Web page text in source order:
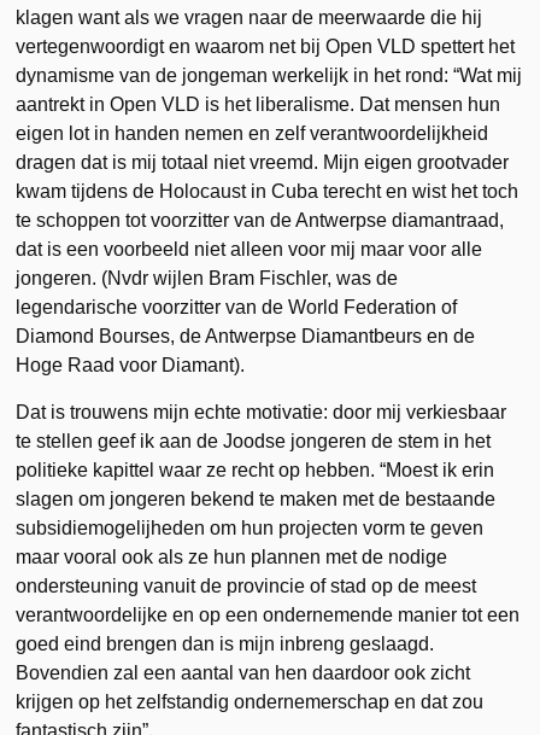
klagen want als we vragen naar de meerwaarde die hij
vertegenwoordigt en waarom net bij Open VLD spettert het
dynamisme van de jongeman werkelijk in het rond: “Wat mij
aantrekt in Open VLD is het liberalisme. Dat mensen hun
eigen lot in handen nemen en zelf verantwoordelijkheid
dragen dat is mij totaal niet vreemd. Mijn eigen grootvader
kwam tijdens de Holocaust in Cuba terecht en wist het toch
te schoppen tot voorzitter van de Antwerpse diamantraad,
dat is een voorbeeld niet alleen voor mij maar voor alle
jongeren. (Nvdr wijlen Bram Fischler, was de
legendarische voorzitter van de World Federation of
Diamond Bourses, de Antwerpse Diamantbeurs en de
Hoge Raad voor Diamant).
Dat is trouwens mijn echte motivatie: door mij verkiesbaar
te stellen geef ik aan de Joodse jongeren de stem in het
politieke kapittel waar ze recht op hebben. “Moest ik erin
slagen om jongeren bekend te maken met de bestaande
subsidiemogelijheden om hun projecten vorm te geven
maar vooral ook als ze hun plannen met de nodige
ondersteuning vanuit de provincie of stad op de meest
verantwoordelijke en op een ondernemende manier tot een
goed eind brengen dan is mijn inbreng geslaagd.
Bovendien zal een aantal van hen daardoor ook zicht
krijgen op het zelfstandig ondernemerschap en dat zou
fantastisch zijn”.